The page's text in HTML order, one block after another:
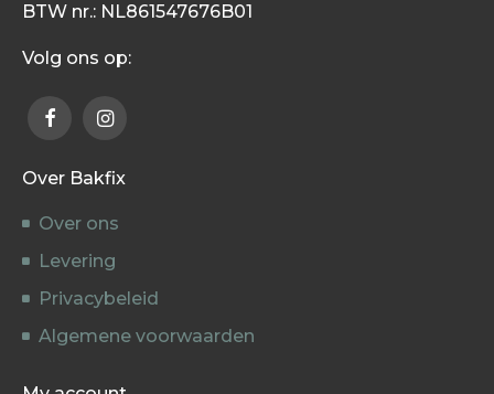
BTW nr.: NL861547676B01
Volg ons op:
Over Bakfix
Over ons
Levering
Privacybeleid
Algemene voorwaarden